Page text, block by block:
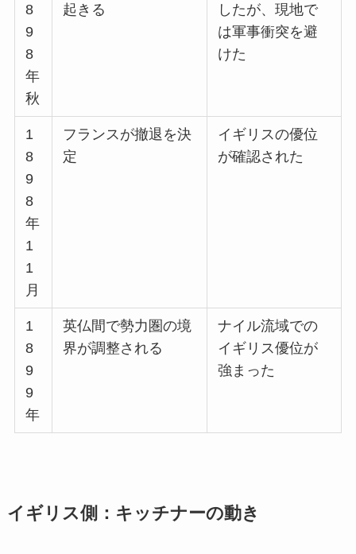
8
9
8
年
秋
起きる
したが、現地で
は軍事衝突を避
けた
1
8
9
8
年
1
1
月
フランスが撤退を決
定
イギリスの優位
が確認された
1
8
9
9
年
英仏間で勢力圏の境
界が調整される
ナイル流域での
イギリス優位が
強まった
イギリス側：キッチナーの動き